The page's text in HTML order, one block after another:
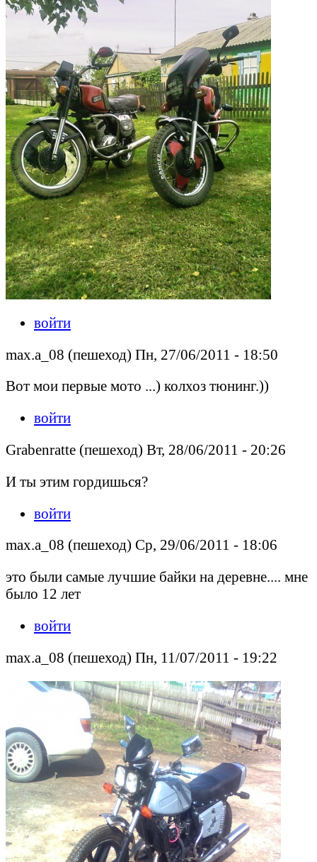
войти
max.a_08 (пешеход) Пн, 27/06/2011 - 18:50
Вот мои первые мото ...) колхоз тюнинг.))
войти
Grabenratte (пешеход) Вт, 28/06/2011 - 20:26
И ты этим гордишься?
войти
max.a_08 (пешеход) Ср, 29/06/2011 - 18:06
это были самые лучшие байки на деревне.... мне
было 12 лет
войти
max.a_08 (пешеход) Пн, 11/07/2011 - 19:22